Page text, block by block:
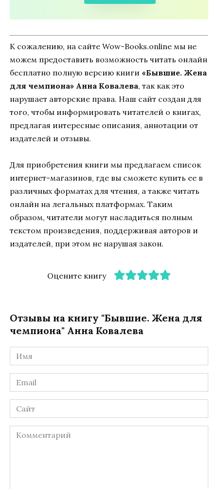
К сожалению, на сайте Wow-Books.online мы не
можем предоставить возможность читать онлайн
бесплатно полную версию книги «Бывшие. Жена
для чемпиона» Анна Ковалева, так как это
нарушает авторские права. Наш сайт создан для
того, чтобы информировать читателей о книгах,
предлагая интересные описания, аннотации от
издателей и отзывы.
Для приобретения книги мы предлагаем список
интернет-магазинов, где вы сможете купить ее в
различных форматах для чтения, а также читать
онлайн на легальных платформах. Таким
образом, читатели могут насладиться полным
текстом произведения, поддерживая авторов и
издателей, при этом не нарушая закон.
Оцените книгу
Отзывы на книгу "Бывшие. Жена для
чемпиона" Анна Ковалева
Имя
*
Email
*
Сайт
Комментарий